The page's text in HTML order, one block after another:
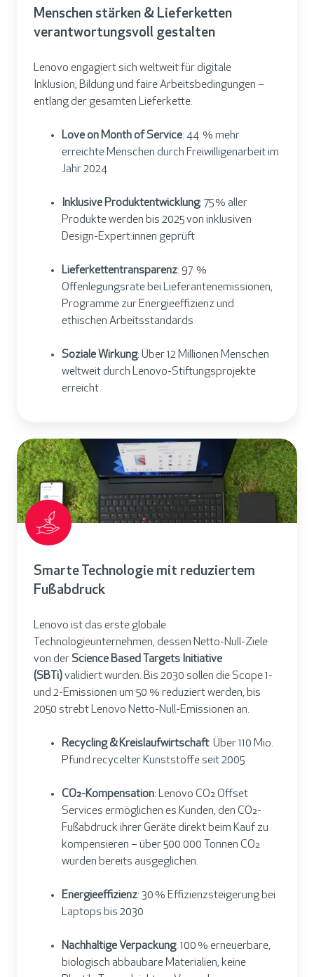
Menschen stärken & Lieferketten
verantwortungsvoll gestalten
Lenovo engagiert sich weltweit für digitale
Inklusion, Bildung und faire Arbeitsbedingungen –
entlang der gesamten Lieferkette.
Love on Month of Service: 44 % mehr
erreichte Menschen durch Freiwilligenarbeit im
Jahr 2024
Inklusive Produktentwicklung: 75 % aller
Produkte werden bis 2025 von inklusiven
Design-Expert:innen geprüft
Lieferkettentransparenz: 97 %
Offenlegungsrate bei Lieferantenemissionen,
Programme zur Energieeffizienz und
ethischen Arbeitsstandards
Soziale Wirkung: Über 12 Millionen Menschen
weltweit durch Lenovo-Stiftungsprojekte
erreicht
Smarte Technologie mit reduziertem
Fußabdruck
Lenovo ist das erste globale
Technologieunternehmen, dessen Netto-Null-Ziele
von derScience Based Targets Initiative
(SBTi)validiert wurden. Bis 2030 sollen die Scope 1-
und 2-Emissionen um 50 % reduziert werden, bis
2050 strebt Lenovo Netto-Null-Emissionen an.
Recycling & Kreislaufwirtschaft: Über 110 Mio.
Pfund recycelter Kunststoffe seit 2005
CO₂-Kompensation: Lenovo CO₂ Offset
Services ermöglichen es Kunden, den CO₂-
Fußabdruck ihrer Geräte direkt beim Kauf zu
kompensieren – über 500.000 Tonnen CO₂
wurden bereits ausgeglichen.
Energieeffizienz: 30 % Effizienzsteigerung bei
Laptops bis 2030
Nachhaltige Verpackung: 100 % erneuerbare,
biologisch abbaubare Materialien, keine